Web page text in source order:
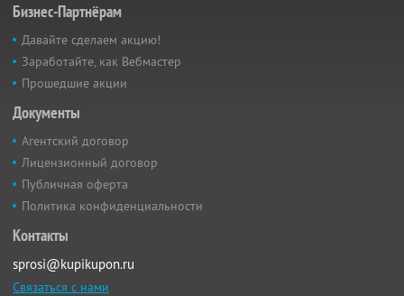
Бизнес-Партнёрам
Давайте сделаем акцию!
Заработайте, как Вебмастер
Прошедшие акции
Документы
Агентский договор
Лицензионный договор
Публичная оферта
Политика конфиденциальности
Контакты
sprosi@kupikupon.ru
Связаться с нами